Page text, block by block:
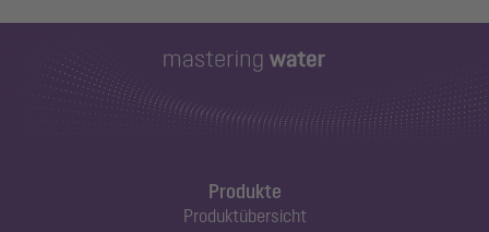
Produkte
Produktübersicht